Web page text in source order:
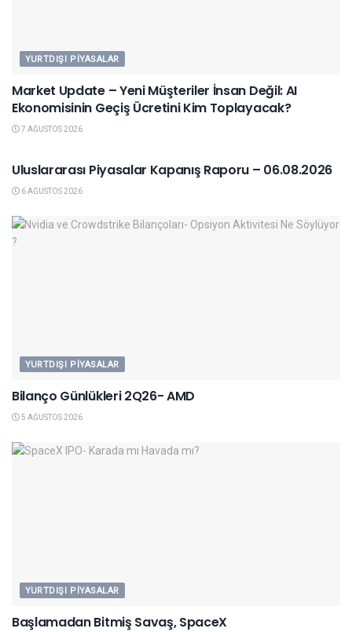
YURTDIŞI PIYASALAR
Market Update – Yeni Müşteriler İnsan Değil: AI
Ekonomisinin Geçiş Ücretini Kim Toplayacak?
7 AĞUSTOS 2026
Uluslararası Piyasalar Kapanış Raporu – 06.08.2026
6 AĞUSTOS 2026
YURTDIŞI PIYASALAR
Bilanço Günlükleri 2Q26- AMD
5 AĞUSTOS 2026
YURTDIŞI PIYASALAR
Başlamadan Bitmiş Savaş, SpaceX